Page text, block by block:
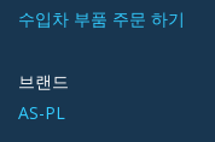
수입차 부품 주문 하기
브랜드
AS-PL